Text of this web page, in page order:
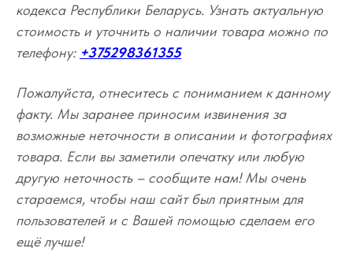
кодекса Республики Беларусь. Узнать актуальную
стоимость и уточнить о наличии товара можно по
телефону: +375298361355
Пожалуйста, отнеситесь с пониманием к данному
факту. Мы заранее приносим извинения за
возможные неточности в описании и фотографиях
товара. Если вы заметили опечатку или любую
другую неточность – сообщите нам! Мы очень
стараемся, чтобы наш сайт был приятным для
пользователей и с Вашей помощью сделаем его
ещё лучше!